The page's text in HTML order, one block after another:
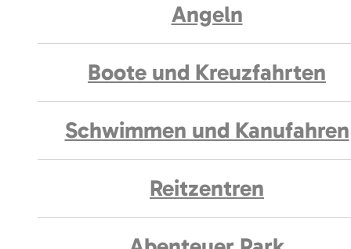
Angeln
Boote und Kreuzfahrten
Schwimmen und Kanufahren
Reitzentren